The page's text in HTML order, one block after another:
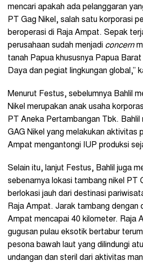
mencari apakah ada pelanggaran
PT Gag Nikel, salah satu korporasi
beroperasi di Raja Ampat. Sepak
perusahaan sudah menjadi concern
tanah Papua khususnya Papua
Daya dan pegiat lingkungan global,”
Menurut Festus, sebelumnya Bahlil
Nikel merupakan anak usaha
PT Aneka Pertambangan Tbk. Bahlil
GAG Nikel yang melakukan aktivitas
Ampat mengantongi IUP produksi
Selain itu, lanjut Festus, Bahlil juga
sebenarnya lokasi tambang nikel PT
berlokasi jauh dari destinasi
Raja Ampat. Jarak tambang dengan
Ampat mencapai 40 kilometer. Raja
gugusan pulau eksotik bertabur
pesona bawah laut yang dilindungi
undangan dan steril dari aktivitas